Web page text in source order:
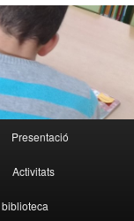
Presentació
Activitats